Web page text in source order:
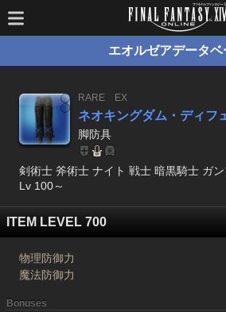
エオルゼアデータベ
RARE
EX
ネオキングダム・ディフ
脚防具
剣術士 斧術士 ナイト 戦士 暗黒騎士 ガ
Lv 100～
ITEM LEVEL 700
物理防御力
魔法防御力
Bonuses